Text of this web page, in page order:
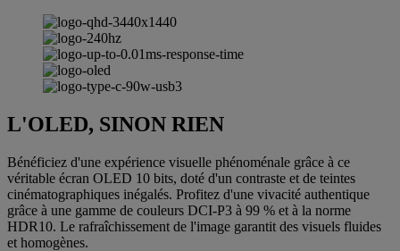
L'OLED, SINON RIEN
Bénéficiez d'une expérience visuelle phénoménale grâce à ce
véritable écran OLED 10 bits, doté d'un contraste et de teintes
cinématographiques inégalés. Profitez d'une vivacité authentique
grâce à une gamme de couleurs DCI-P3 à 99 % et à la norme
HDR10. Le rafraîchissement de l'image garantit des visuels fluides
et homogènes.